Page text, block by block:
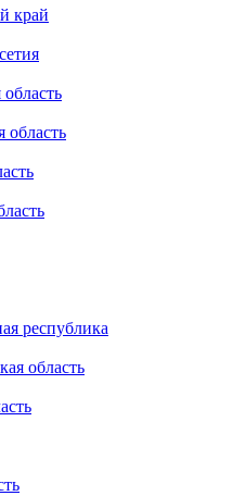
край
область
республика
область